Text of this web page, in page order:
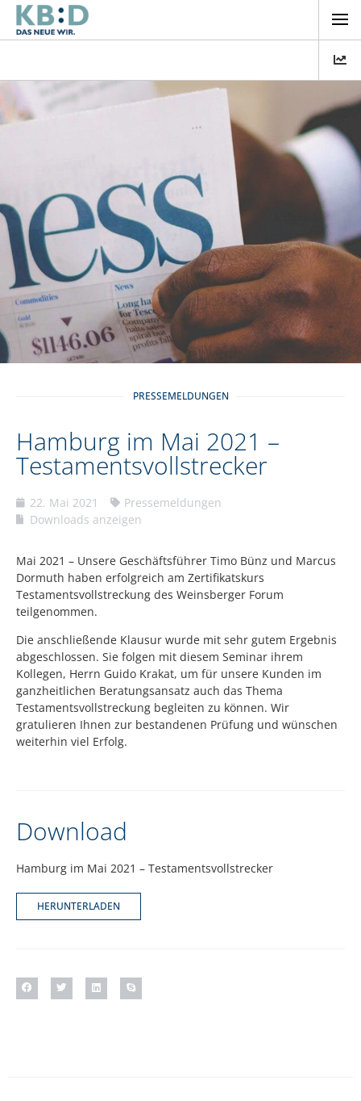
PRESSEMELDUNGEN
Hamburg im Mai 2021 –
Testamentsvollstrecker
22. Mai 2021
Pressemeldungen
Downloads anzeigen
Mai 2021 – Unsere Geschäftsführer Timo Bünz und Marcus
Dormuth haben erfolgreich am Zertifikatskurs
Testamentsvollstreckung des Weinsberger Forum
teilgenommen.
Die anschließende Klausur wurde mit sehr gutem Ergebnis
abgeschlossen. Sie folgen mit diesem Seminar ihrem
Kollegen, Herrn Guido Krakat, um für unsere Kunden im
ganzheitlichen Beratungsansatz auch das Thema
Testamentsvollstreckung begleiten zu können. Wir
gratulieren Ihnen zur bestandenen Prüfung und wünschen
weiterhin viel Erfolg.
Download
Hamburg im Mai 2021 – Testamentsvollstrecker
HERUNTERLADEN